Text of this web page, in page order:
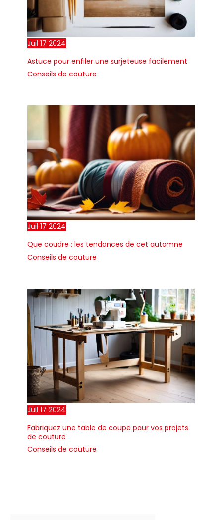
Juil 17 2024
Astuce pour enfiler une surjeteuse facilement
Conseils de couture
Juil 17 2024
Que coudre : les tendances de cet automne
Conseils de couture
Juil 17 2024
Fabriquez une table de coupe pour vos projets
de couture
Conseils de couture